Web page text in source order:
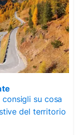
su cosa
del territorio